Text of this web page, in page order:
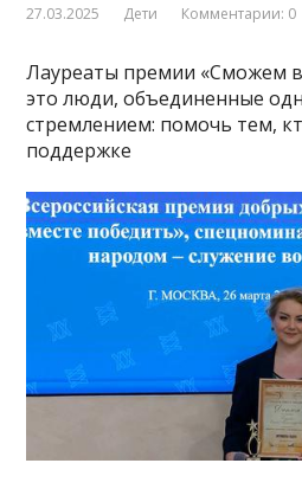
27.03.2025 Дети Комментарии: 0
Лауреаты премии «Сможем
это люди, объединенные
стремлением: помочь тем,
поддержке